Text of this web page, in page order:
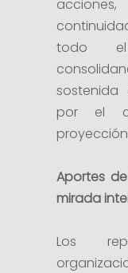
todo el
por el
Aportes
mirada
Los